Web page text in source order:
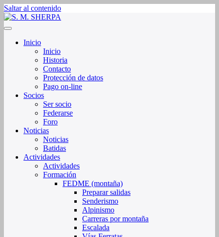
Saltar al contenido
S. M. SHERPA
Sociedad de Montaña Sherpa de La Rioja
Inicio
Inicio
Historia
Contacto
Protección de datos
Pago on-line
Socios
Ser socio
Federarse
Foro
Noticias
Noticias
Batidas
Actividades
Actividades
Formación
FEDME (montaña)
Preparar salidas
Senderismo
Alpinismo
Carreras por montaña
Escalada